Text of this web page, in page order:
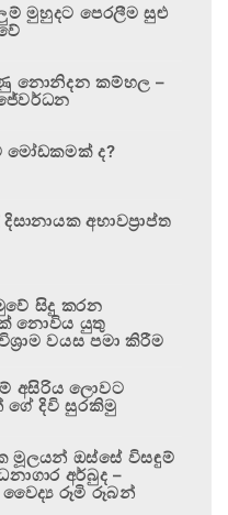
මුහුදට පෙරලීම සුළු
නොනිදන කම්හල –
මෝඩකමක් ද?
අභාවප්‍රාප්ත
සිදු කරන
නොවිය යුතු
වයස පමා කිරීම
අසිරිය ලොවට
ගේ දිවි සුරකිමු
මූලයන් ඔස්සේ විසඳුම්
අර්බුද –
රූමි රූබන්